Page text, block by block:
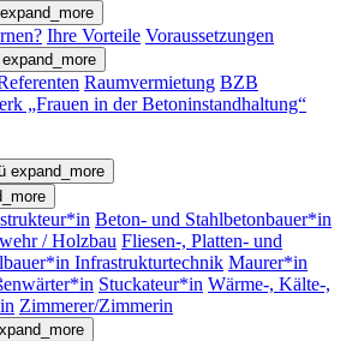
expand_more
Ihre Vorteile Voraussetzungen
expand_more
Raumvermietung BZB
„Frauen in der Betoninstandhaltung“
expand_more
Beton- und Stahlbetonbauer*in
/ Holzbau Fliesen-, Platten- und
Infrastrukturtechnik Maurer*in
Stuckateur*in Wärme-, Kälte-,
Zimmerer/Zimmerin